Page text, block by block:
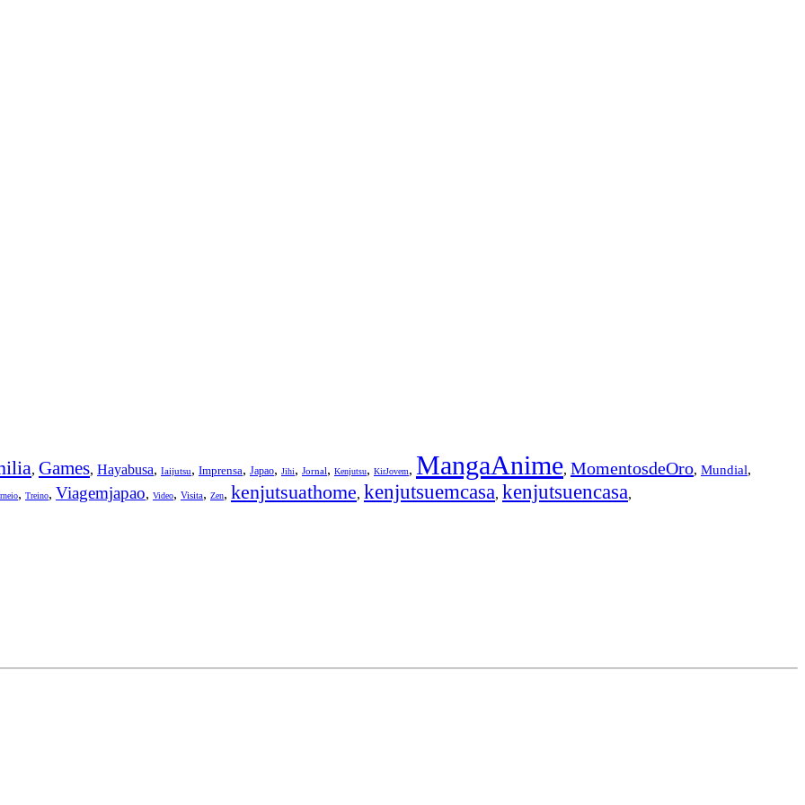
, Games, Hayabusa, Iaijutsu, Imprensa, Japao, Jihi, Jornal, Kenjutsu, KirJovem, MangaAnime, MomentosdeOro, Mundial,
, Treino, Viagemjapao, Video, Visita, Zen, kenjutsuathome, kenjutsuemcasa, kenjutsuencasa,